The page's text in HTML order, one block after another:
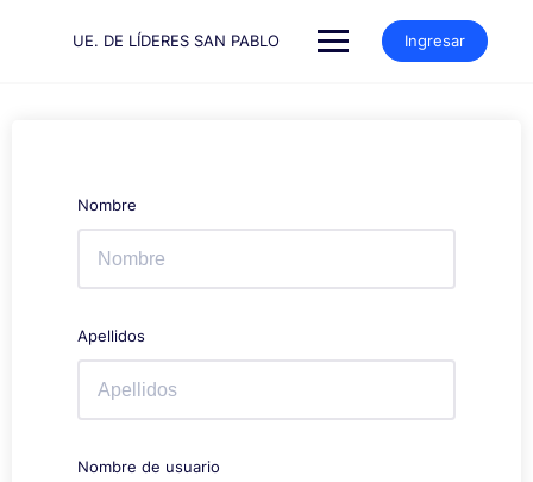
UE. DE LÍDERES SAN PABLO Ingresar
Nombre
Apellidos
Nombre de usuario